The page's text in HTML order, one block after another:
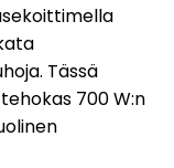
Tässä
700 W:n